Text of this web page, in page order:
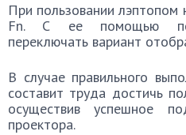
При пользовании лэптопом
Fn. С ее помощью
переключать вариант
В случае правильного
составит труда достичь
осуществив успешное
проектора.